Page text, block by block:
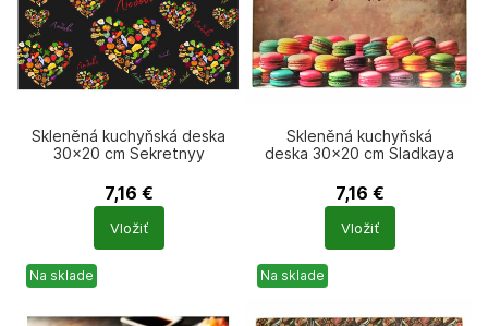
Skleněná kuchyňská deska
30×20 cm Sekretnyy
7,16 €
Počet
produktů
Vložiť
Skleněná kuchyňská
deska 30×20 cm Sladkaya
7,16 €
Počet
produktů
Vložiť
Na sklade Na sklade